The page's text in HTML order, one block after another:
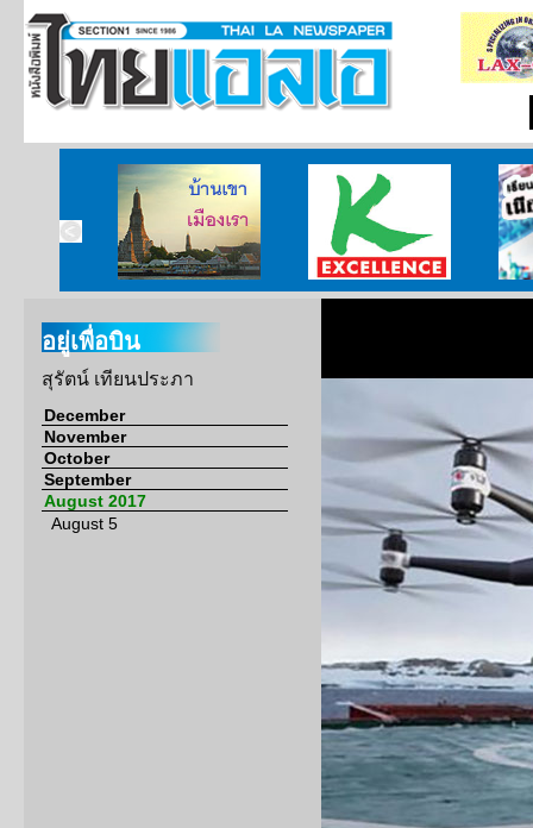
บ้านเขา เมืองเรา ศูนย์วิจัยกสิกรไทย เรีย
อยู่เพื่อบิน
สุรัตน์ เทียนประภา
December
November
October
September
August 2017
August 5